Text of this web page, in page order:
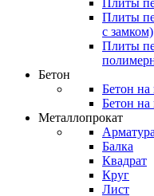
Плиты
Плиты
с замком)
Плиты
Бетон
Бетон на
Бетон на
Металлопрокат
Арматура
Балка
Квадрат
Круг
Лист